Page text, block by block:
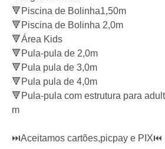
🔻Piscina de Bolinha1,50m
🔻Piscina de Bolinha 2,0m
🔻Área Kids
🔻Pula-pula de 2,0m
🔻Pula pula de 3,0m
🔻Pula pula de 4,0m
🔻Pula-pula com estrutura para
m
⏭️Aceitamos cartões,picpay e PIX⏮️